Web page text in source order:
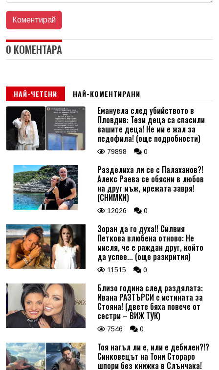
0 КОМЕНТАРА
НАЙ-ЧЕТЕНИ НАЙ-КОМЕНТИРАНИ
Емануела след убийството в
Пловдив: Тези деца са спасили
вашите деца! Не ми е жал за
педофила! (още подробности)
79898 0
Разделиха ли се с Палаханов?!
Алекс Раева се обясни в любов
на друг мъж, мрежата завря!
(СНИМКИ)
12026 0
Зоран да го духа!! Силвия
Петкова влюбена отново: Не
мисля, че е раждан друг, който
да успее... (още разкрития)
11515 0
Близо година след раздялата:
Ивана РАЗТЪРСИ с истината за
Стояна! (двете бяха повече от
сестри – ВИЖ ТУК)
7546 0
Тоя нагъл ли е, или е дебилен?!?
Синковецът на Тони Стораро
шпори без книжка в Слънчака!